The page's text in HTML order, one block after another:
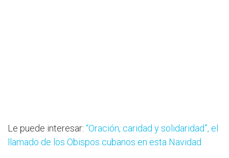
Le puede interesar: “Oración, caridad y solidaridad”, el
llamado de los Obispos cubanos en esta Navidad